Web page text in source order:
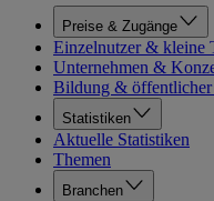
Preise & Zugänge
Einzelnutzer & kleine
Unternehmen &
Bildung & öffentlicher
Statistiken
Aktuelle Statistiken
Themen
Branchen